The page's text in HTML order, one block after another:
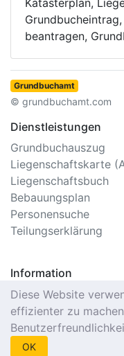
Katasterplan,
beantragen,
Grundbuchamt
© grundbuchamt.com
Dienstleistungen
Grundbuchauszug
Liegenschaftskarte
Liegenschaftsbuch
Bebauungsplan
Personensuche
Teilungserklärung
Information
Impressum/Kontakt
Datenschutzerklärung
Seitenverzeichnis
Diese Website
effizienter zu
OK